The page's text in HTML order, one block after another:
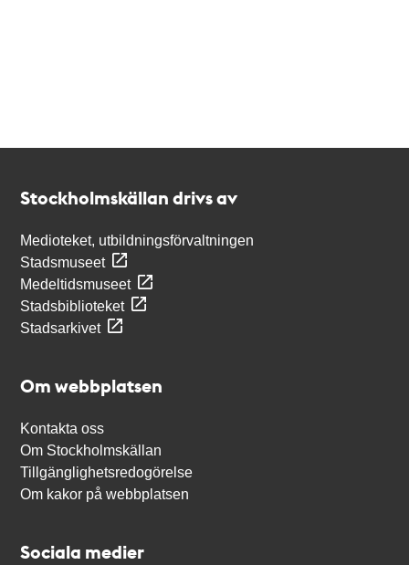
Stockholmskällan drivs av
Medioteket, utbildningsförvaltningen
Stadsmuseet
Medeltidsmuseet
Stadsbiblioteket
Stadsarkivet
Om webbplatsen
Kontakta oss
Om Stockholmskällan
Tillgänglighetsredogörelse
Om kakor på webbplatsen
Sociala medier